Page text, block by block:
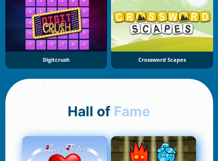
Digitcrush Crossword Scapes
Hall of Fame